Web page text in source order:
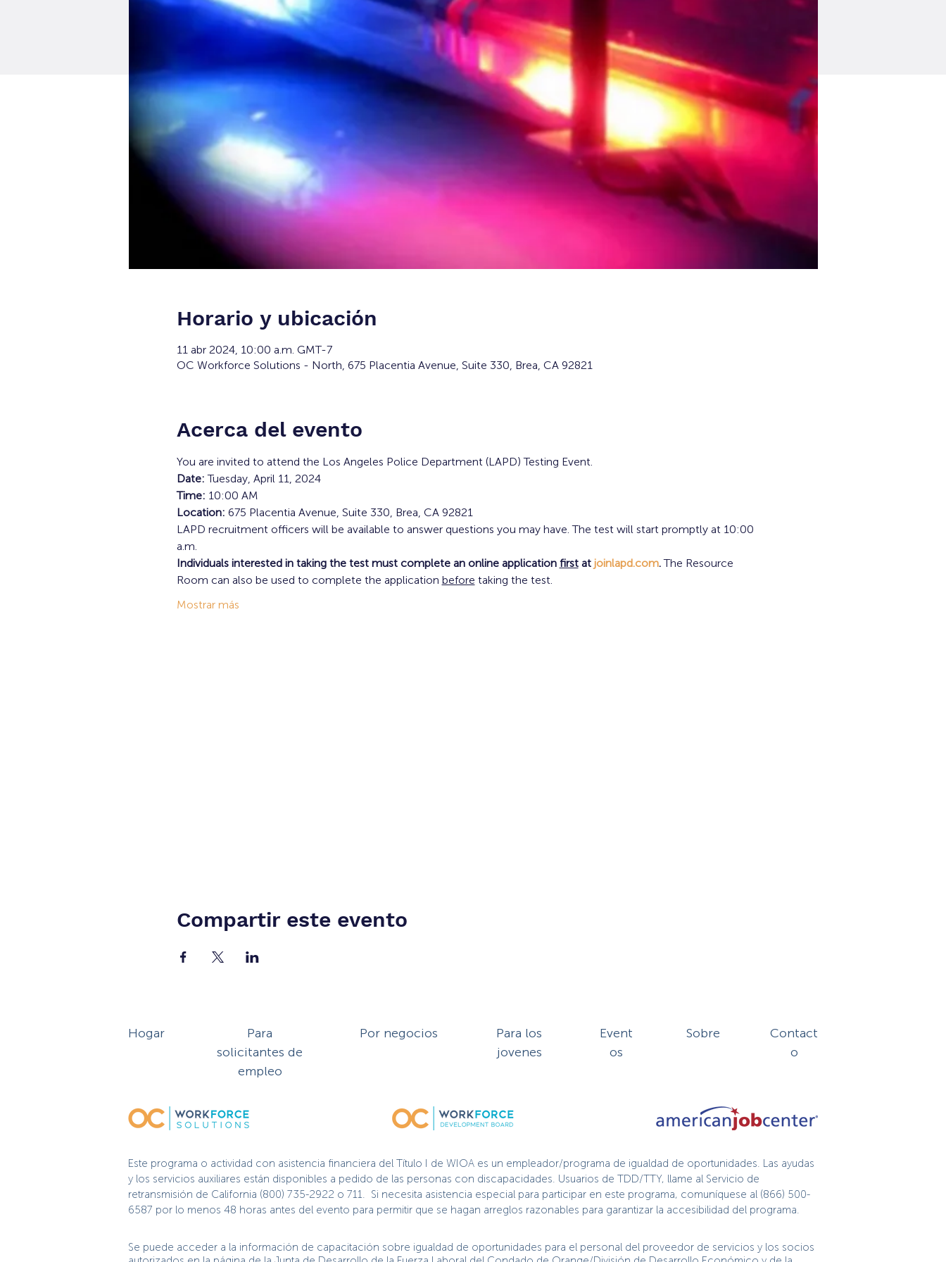
Horario y ubicación
11 abr 2024, 10:00 a.m. GMT-7
OC Workforce Solutions - North, 675 Placentia Avenue, Suite 330, Brea, CA 92821
Acerca del evento
You are invited to attend the Los Angeles Police Department (LAPD) Testing Event.
Date: Tuesday, April 11, 2024
Time: 10:00 AM
Location: 675 Placentia Avenue, Suite 330, Brea, CA 92821
LAPD recruitment officers will be available to answer questions you may have. The test will start promptly at 10:00
a.m.
Individuals interested in taking the test must complete an online application first at joinlapd.com. The Resource
Room can also be used to complete the application before taking the test.
Mostrar más
Compartir este evento
Hogar
Para
solicitantes de
empleo
Por negocios
Para los
jovenes
Event
os
Sobre
Contact
o
Este programa o actividad con asistencia financiera del Título I de WIOA es un empleador/programa de igualdad de oportunidades. Las ayudas
y los servicios auxiliares están disponibles a pedido de las personas con discapacidades. Usuarios de TDD/TTY, llame al Servicio de
retransmisión de California (800) 735-2922 o 711. Si necesita asistencia especial para participar en este programa, comuníquese al (866) 500-
6587 por lo menos 48 horas antes del evento para permitir que se hagan arreglos razonables para garantizar la accesibilidad del programa.
Se puede acceder a la información de capacitación sobre igualdad de oportunidades para el personal del proveedor de servicios y los socios